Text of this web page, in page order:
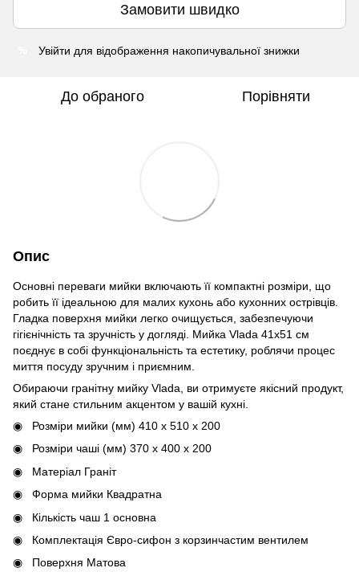
Замовити швидко
Увійти для відображення накопичувальної знижки
До обраного Порівняти
Опис
Основні переваги мийки включають її компактні розміри, що
робить її ідеальною для малих кухонь або кухонних острівців.
Гладка поверхня мийки легко очищується, забезпечуючи
гігієнічність та зручність у догляді. Мийка Vlada 41х51 см
поєднує в собі функціональність та естетику, роблячи процес
миття посуду зручним і приємним.
Обираючи гранітну мийку Vlada, ви отримуєте якісний продукт,
який стане стильним акцентом у вашій кухні.
Розміри мийки (мм) 410 х 510 х 200
Розміри чаші (мм) 370 х 400 х 200
Матеріал Граніт
Форма мийки Квадратна
Кількість чаш 1 основна
Комплектація Євро-сифон з корзинчастим вентилем
Поверхня Матова